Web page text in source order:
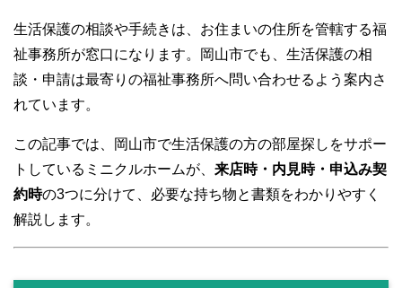
生活保護の相談や手続きは、お住まいの住所を管轄する福
祉事務所が窓口になります。岡山市でも、生活保護の相
談・申請は最寄りの福祉事務所へ問い合わせるよう案内さ
れています。
この記事では、岡山市で生活保護の方の部屋探しをサポー
トしているミニクルホームが、 来店時・内見時・申込み契
約時の3つに分けて、必要な持ち物と書類をわかりやすく
解説します。